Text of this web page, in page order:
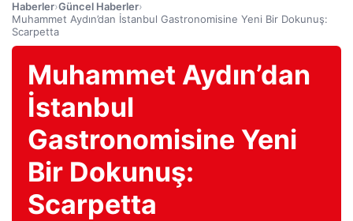
Haberler›Güncel Haberler›
Muhammet Aydın’dan İstanbul Gastronomisine Yeni Bir Dokunuş:
Scarpetta
Muhammet Aydın’dan
İstanbul
Gastronomisine Yeni
Bir Dokunuş:
Scarpetta